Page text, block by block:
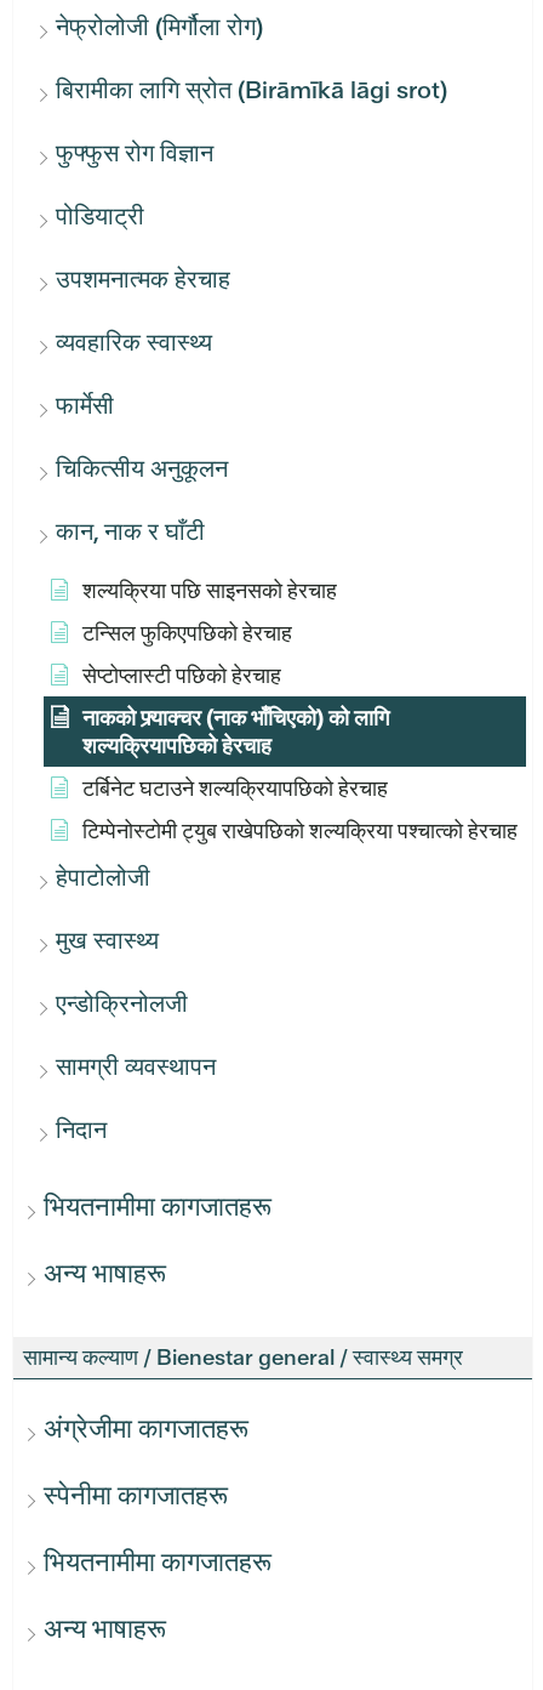
नेफ्रोलोजी (मिर्गौला रोग)
बिरामीका लागि स्रोत (Birāmīkā lāgi srot)
फुफ्फुस रोग विज्ञान
पोडियाट्री
उपशमनात्मक हेरचाह
व्यवहारिक स्वास्थ्य
फार्मेसी
चिकित्सीय अनुकूलन
कान, नाक र घाँटी
शल्यक्रिया पछि साइनसको हेरचाह
टन्सिल फुकिएपछिको हेरचाह
सेप्टोप्लास्टी पछिको हेरचाह
नाकको फ्र्याक्चर (नाक भाँचिएको) को लागि
शल्यक्रियापछिको हेरचाह
टर्बिनेट घटाउने शल्यक्रियापछिको हेरचाह
टिम्पेनोस्टोमी ट्युब राखेपछिको शल्यक्रिया पश्चात्को हेरचाह
हेपाटोलोजी
मुख स्वास्थ्य
एन्डोक्रिनोलजी
सामग्री व्यवस्थापन
निदान
भियतनामीमा कागजातहरू
अन्य भाषाहरू
सामान्य कल्याण / Bienestar general / स्वास्थ्य समग्र
अंग्रेजीमा कागजातहरू
स्पेनीमा कागजातहरू
भियतनामीमा कागजातहरू
अन्य भाषाहरू